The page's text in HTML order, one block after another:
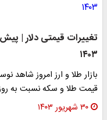
تغییرات قیمتی دلار |
۱۴۰۳
بازار طلا و ارز امروز
قیمت طلا و سکه نسبت به
۳۰ شهریور ۱۴۰۳